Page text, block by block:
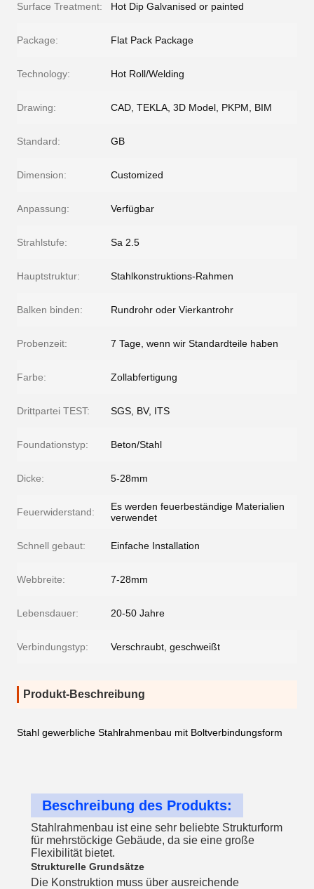
Surface Treatment: Hot Dip Galvanised or painted
Package: Flat Pack Package
Technology: Hot Roll/Welding
Drawing: CAD, TEKLA, 3D Model, PKPM, BIM
Standard: GB
Dimension: Customized
Anpassung: Verfügbar
Strahlstufe: Sa 2.5
Hauptstruktur: Stahlkonstruktions-Rahmen
Balken binden: Rundrohr oder Vierkantrohr
Probenzeit: 7 Tage, wenn wir Standardteile haben
Farbe: Zollabfertigung
Drittpartei TEST: SGS, BV, ITS
Foundationstyp: Beton/Stahl
Dicke: 5-28mm
Feuerwiderstand:
Es werden feuerbeständige Materialien
verwendet
Schnell gebaut: Einfache Installation
Webbreite: 7-28mm
Lebensdauer: 20-50 Jahre
Verbindungstyp: Verschraubt, geschweißt
Produkt-Beschreibung
Stahl gewerbliche Stahlrahmenbau mit Boltverbindungsform
Beschreibung des Produkts:
Stahlrahmenbau ist eine sehr beliebte Strukturform
für mehrstöckige Gebäude, da sie eine große
Flexibilität bietet.
Strukturelle Grundsätze
Die Konstruktion muss über ausreichende